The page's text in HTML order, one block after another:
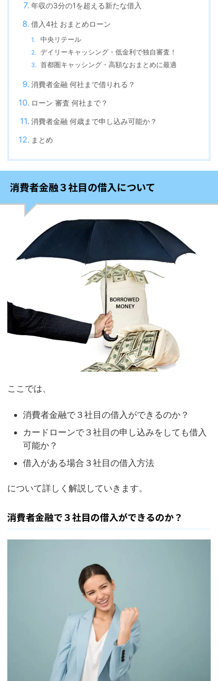
年収の3分の1を超える新たな借入
借入4社 おまとめローン
中央リテール
デイリーキャッシング・低金利で独自審査！
首都圏キャッシング・高額なおまとめに最適
消費者金融 何社まで借りれる？
ローン 審査 何社まで？
消費者金融 何歳まで申し込み可能か？
まとめ
消費者金融３社目の借入について
ここでは、
消費者金融で３社目の借入ができるのか？
カードローンで３社目の申し込みをしても借入
可能か？
借入がある場合３社目の借入方法
について詳しく解説していきます。
消費者金融で３社目の借入ができるのか？